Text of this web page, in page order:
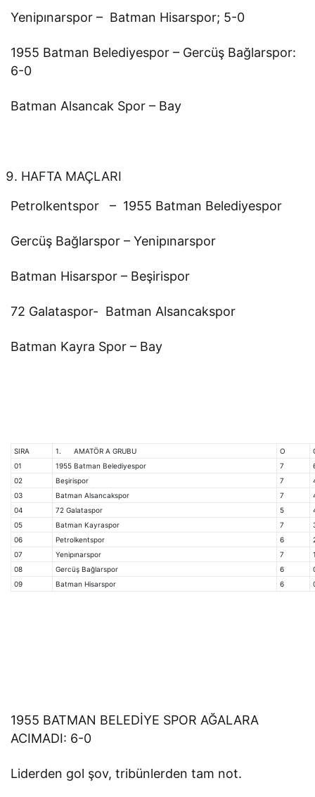
Yenipınarspor – Batman Hisarspor; 5-0
1955 Batman Belediyespor – Gercüş Bağlarspor:
6-0
Batman Alsancak Spor – Bay
HAFTA MAÇLARI
Petrolkentspor – 1955 Batman Belediyespor
Gercüş Bağlarspor – Yenipınarspor
Batman Hisarspor – Beşirispor
72 Galataspor- Batman Alsancakspor
Batman Kayra Spor – Bay
SIRA 1. AMATÖR A GRUBU O
01
1955 Batman Belediyespor 7
02
Beşirispor 7
03
Batman Alsancakspor 7
04
72 Galataspor 5
05
Batman Kayraspor 7
06
Petrolkentspor 6
07
Yenipınarspor 7
08
Gercüş Bağlarspor 6
09
Batman Hisarspor 6
1955 BATMAN BELEDİYE SPOR AĞALARA
ACIMADI: 6-0
Liderden gol şov, tribünlerden tam not.